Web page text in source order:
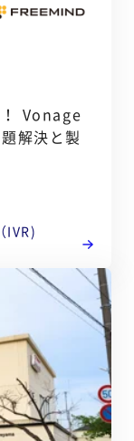
Vonage
解決と製
IVR)